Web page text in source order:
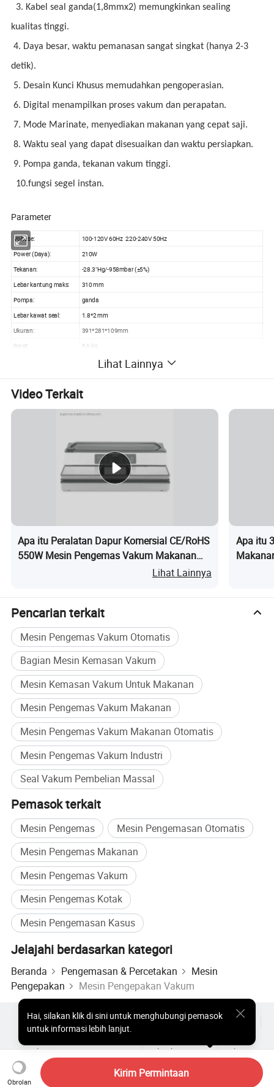
3. Kabel seal ganda(1,8mmx2) memungkinkan sealing
kualitas tinggi.
4. Daya besar, waktu pemanasan sangat singkat (hanya 2-3
detik).
5. Desain Kunci Khusus memudahkan pengoperasian.
6. Digital menampilkan proses vakum dan perapatan.
7. Mode Marinate, menyediakan makanan yang cepat saji.
8. Waktu seal yang dapat disesuaikan dan waktu persiapkan.
9. Pompa ganda, tekanan vakum tinggi.
10.fungsi segel instan.
Parameter
Voltase:
100-120V 60Hz 220-240V 50Hz
Power (Daya):
210W
Tekanan:
-28.3"Hg/-958mbar (±5%)
Lebar kantung maks:
310 mm
Pompa:
ganda
Lebar kawat seal: 1.8*2 mm
Ukuran:
391*281*109mm
Berat:
5,6 kg
Lihat Lainnya
Video Terkait
Apa itu Peralatan Dapur Komersial CE/RoHS
550W Mesin Pengemas Vakum Makanan
Lihat Lainnya
Apa itu
Pencarian terkait
Mesin Pengemas Vakum Otomatis
Bagian Mesin Kemasan Vakum
Mesin Kemasan Vakum Untuk Makanan
Mesin Pengemas Vakum Makanan
Mesin Pengemas Vakum Makanan Otomatis
Mesin Pengemas Vakum Industri
Seal Vakum Pembelian Massal
Pemasok terkait
Mesin Pengemas
Mesin Pengemasan Otomatis
Mesin Pengemas Makanan
Mesin Pengemas Vakum
Mesin Pengemas Kotak
Mesin Pengemasan Kasus
Jelajahi berdasarkan kategori
Beranda Pengemasan & Percetakan
Mesin
Pengepakan
Mesin Pengepakan Vakum
Obrolan
Kirim Permintaan
Hai,silakan klik di sini untuk menghubungi pemasok
untuk informasi lebih lanjut.
Produk Populer Harga Produk Panas
Produk Panas Grosir
Pembeli bintang
Amplop
Perjanjian Pengguna Kebijakan Privasi
Hubungi
Copyright © 2026 Focus Technology Co., Ltd. All Rights Reserved